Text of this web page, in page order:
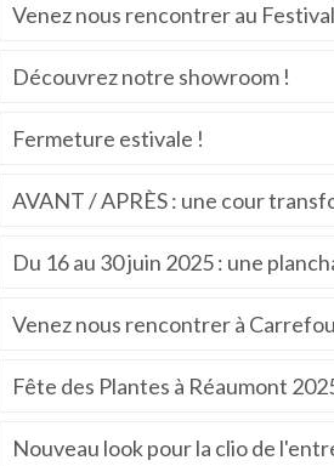
Venez nous rencontrer au
Découvrez notre showroom !
Fermeture estivale !
AVANT / APRÈS : une cour
Du 16 au 30 juin 2025 : une
Venez nous rencontrer à
Fête des Plantes à Réaumont
Nouveau look pour la clio de